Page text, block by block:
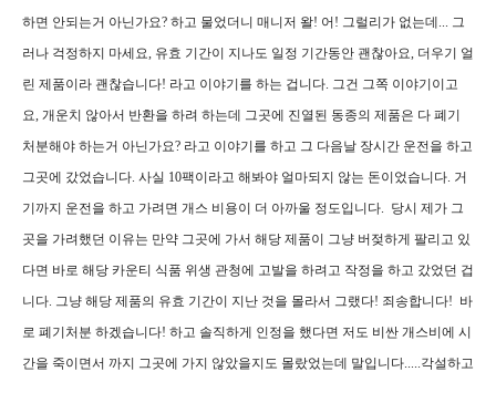
하면 안되는거 아닌가요? 하고 물었더니 매니저 왈! 어! 그럴리가 없는데... 그
러나 걱정하지 마세요, 유효 기간이 지나도 일정 기간동안 괜찮아요, 더우기 얼
린 제품이라 괜찮습니다! 라고 이야기를 하는 겁니다. 그건 그쪽 이야기이고
요, 개운치 않아서 반환을 하려 하는데 그곳에 진열된 동종의 제품은 다 폐기
처분해야 하는거 아닌가요? 라고 이야기를 하고 그 다음날 장시간 운전을 하고
그곳에 갔었습니다. 사실 10팩이라고 해봐야 얼마되지 않는 돈이었습니다. 거
기까지 운전을 하고 가려면 개스 비용이 더 아까울 정도입니다. 당시 제가 그
곳을 가려했던 이유는 만약 그곳에 가서 해당 제품이 그냥 버젖하게 팔리고 있
다면 바로 해당 카운티 식품 위생 관청에 고발을 하려고 작정을 하고 갔었던 겁
니다. 그냥 해당 제품의 유효 기간이 지난 것을 몰라서 그랬다! 죄송합니다! 바
로 폐기처분 하겠습니다! 하고 솔직하게 인정을 했다면 저도 비싼 개스비에 시
간을 죽이면서 까지 그곳에 가지 않았을지도 몰랐었는데 말입니다.....각설하고